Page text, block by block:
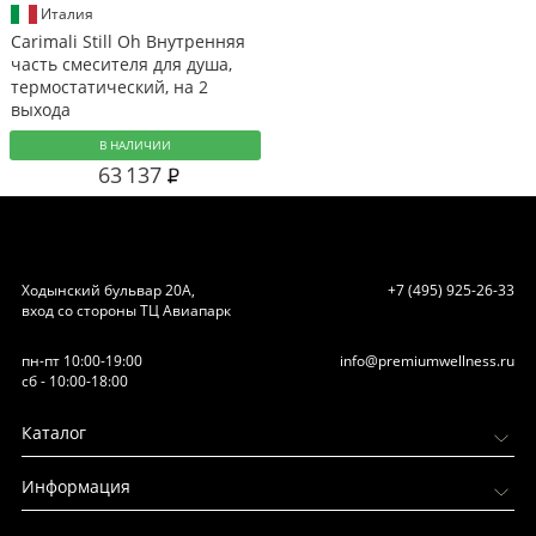
Италия
Carimali Still Oh Внутренняя
часть смесителя для душа,
термостатический, на 2
выхода
В НАЛИЧИИ
63 137
Ходынский бульвар 20А,
вход со стороны ТЦ Авиапарк
+7 (495) 925-26-33
пн-пт 10:00-19:00
сб - 10:00-18:00
info@premiumwellness.ru
Каталог
Информация